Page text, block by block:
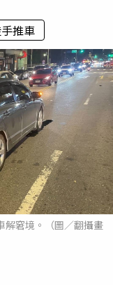
推車
解窘境。（圖／翻攝畫